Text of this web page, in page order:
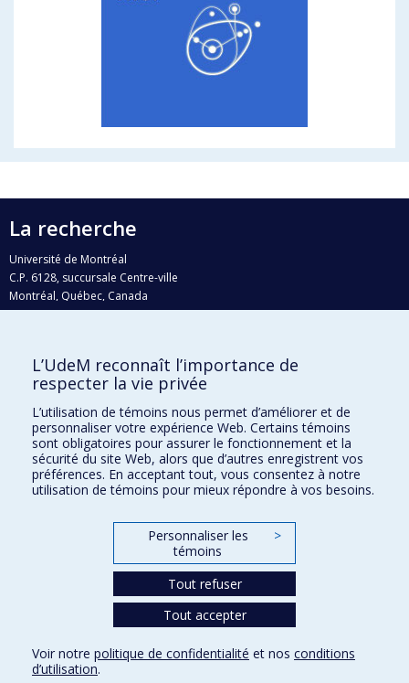
La recherche
Université de Montréal
C.P. 6128, succursale Centre-ville
Montréal, Québec, Canada
H3C 3J7
Qui fait quoi?
Nous trouver
Plan du site
Accessibilité
Conditions d’utilisation
L’UdeM reconnaît l’importance de
respecter la vie privée
L’utilisation de témoins nous permet d’améliorer et de
personnaliser votre expérience Web. Certains témoins
sont obligatoires pour assurer le fonctionnement et la
sécurité du site Web, alors que d’autres enregistrent vos
préférences. En acceptant tout, vous consentez à notre
utilisation de témoins pour mieux répondre à vos besoins.
Personnaliser les
témoins
>
Tout refuser
Tout accepter
Voir notre politique de confidentialité et nos conditions
d’utilisation.